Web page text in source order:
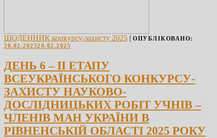
ЩОДЕННИК конкурсу-захисту 2025 | ОПУБЛІКОВАНО:
20.02.202520.02.2025
ДЕНЬ 6 – ІІ ЕТАПУ
ВСЕУКРАЇНСЬКОГО КОНКУРСУ-
ЗАХИСТУ НАУКОВО-
ДОСЛІДНИЦЬКИХ РОБІТ УЧНІВ –
ЧЛЕНІВ МАН УКРАЇНИ В
РІВНЕНСЬКІЙ ОБЛАСТІ 2025 РОКУ